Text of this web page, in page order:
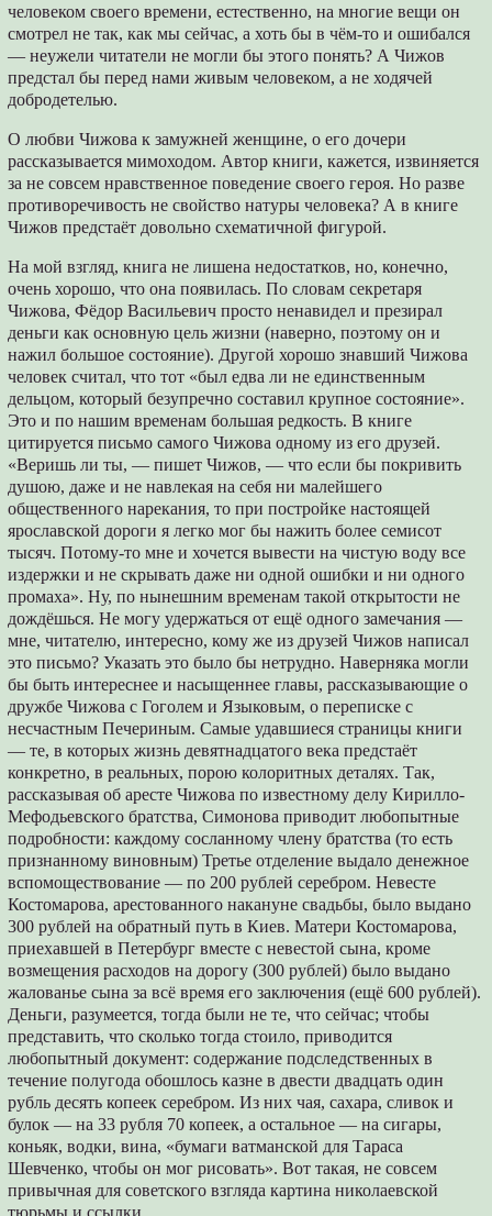
человеком своего времени, естественно, на многие вещи он
смотрел не так, как мы сейчас, а хоть бы в чём-то и ошибался
— неужели читатели не могли бы этого понять? А Чижов
предстал бы перед нами живым человеком, а не ходячей
добродетелью.
О любви Чижова к замужней женщине, о его дочери
рассказывается мимоходом. Автор книги, кажется, извиняется
за не совсем нравственное поведение своего героя. Но разве
противоречивость не свойство натуры человека? А в книге
Чижов предстаёт довольно схематичной фигурой.
На мой взгляд, книга не лишена недостатков, но, конечно,
очень хорошо, что она появилась. По словам секретаря
Чижова, Фёдор Васильевич просто ненавидел и презирал
деньги как основную цель жизни (наверно, поэтому он и
нажил большое состояние). Другой хорошо знавший Чижова
человек считал, что тот «был едва ли не единственным
дельцом, который безупречно составил крупное состояние».
Это и по нашим временам большая редкость. В книге
цитируется письмо самого Чижова одному из его друзей.
«Веришь ли ты, — пишет Чижов, — что если бы покривить
душою, даже и не навлекая на себя ни малейшего
общественного нарекания, то при постройке настоящей
ярославской дороги я легко мог бы нажить более семисот
тысяч. Потому-то мне и хочется вывести на чистую воду все
издержки и не скрывать даже ни одной ошибки и ни одного
промаха». Ну, по нынешним временам такой открытости не
дождёшься. Не могу удержаться от ещё одного замечания —
мне, читателю, интересно, кому же из друзей Чижов написал
это письмо? Указать это было бы нетрудно. Наверняка могли
бы быть интереснее и насыщеннее главы, рассказывающие о
дружбе Чижова с Гоголем и Языковым, о переписке с
несчастным Печериным. Самые удавшиеся страницы книги
— те, в которых жизнь девятнадцатого века предстаёт
конкретно, в реальных, порою колоритных деталях. Так,
рассказывая об аресте Чижова по известному делу Кирилло-
Мефодьевского братства, Симонова приводит любопытные
подробности: каждому сосланному члену братства (то есть
признанному виновным) Третье отделение выдало денежное
вспомоществование — по 200 рублей серебром. Невесте
Костомарова, арестованного накануне свадьбы, было выдано
300 рублей на обратный путь в Киев. Матери Костомарова,
приехавшей в Петербург вместе с невестой сына, кроме
возмещения расходов на дорогу (300 рублей) было выдано
жалованье сына за всё время его заключения (ещё 600 рублей).
Деньги, разумеется, тогда были не те, что сейчас; чтобы
представить, что сколько тогда стоило, приводится
любопытный документ: содержание подследственных в
течение полугода обошлось казне в двести двадцать один
рубль десять копеек серебром. Из них чая, сахара, сливок и
булок — на 33 рубля 70 копеек, а остальное — на сигары,
коньяк, водки, вина, «бумаги ватманской для Тараса
Шевченко, чтобы он мог рисовать». Вот такая, не совсем
привычная для советского взгляда картина николаевской
тюрьмы и ссылки.